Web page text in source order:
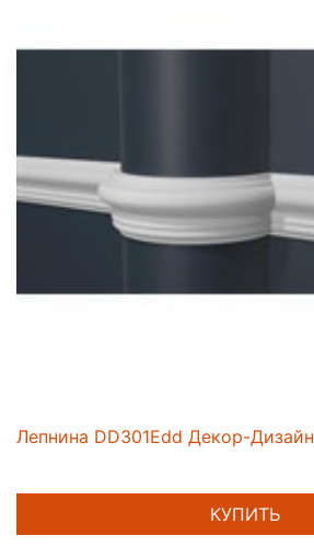
Лепнина DD301Edd Декор-Дизайн
КУПИТЬ